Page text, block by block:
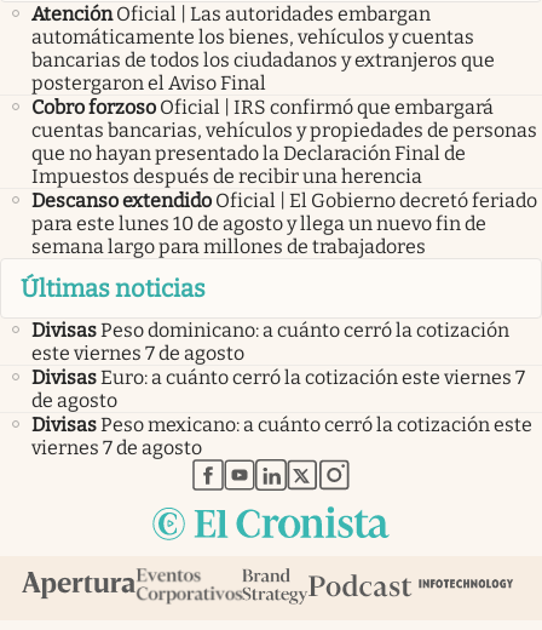
Atención Oficial | Las autoridades embargan
automáticamente los bienes, vehículos y cuentas
bancarias de todos los ciudadanos y extranjeros que
postergaron el Aviso Final
Cobro forzoso Oficial | IRS confirmó que embargará
cuentas bancarias, vehículos y propiedades de personas
que no hayan presentado la Declaración Final de
Impuestos después de recibir una herencia
Descanso extendido Oficial | El Gobierno decretó feriado
para este lunes 10 de agosto y llega un nuevo fin de
semana largo para millones de trabajadores
Últimas noticias
DivisasPeso dominicano: a cuánto cerró la cotización
este viernes 7 de agosto
DivisasEuro: a cuánto cerró la cotización este viernes 7
de agosto
DivisasPeso mexicano: a cuánto cerró la cotización este
viernes 7 de agosto
abre en nueva pestaña
abre en nueva pestaña
abre en nueva pestaña
abre en nueva pestaña
abre en nueva pestaña